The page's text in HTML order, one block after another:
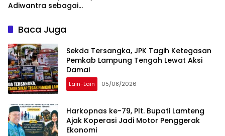
Adiwantra sebagai
Diperiksa
Baca Juga
Sekda Tersangka, JPK Tagih Ketegasan
Pemkab Lampung Tengah Lewat Aksi
Damai
Lain-Lain 05/08/2026
Harkopnas ke-79, Plt. Bupati Lamteng
Ajak Koperasi Jadi Motor Penggerak
Ekonomi